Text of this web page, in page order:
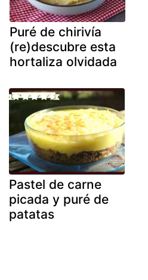
Puré de chirivía
(re)descubre esta
hortaliza olvidada
Pastel de carne
picada y puré de
patatas